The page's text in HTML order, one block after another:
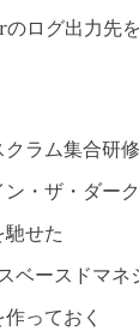
ログ出力先
ラム集合研
ン・ザ・ダー
馳せた
ベースドマネ
っておく